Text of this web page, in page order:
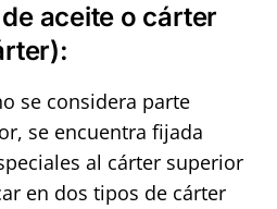
aceite o cárter
:
se considera parte
se encuentra fijada
al cárter superior
en dos tipos de cárter